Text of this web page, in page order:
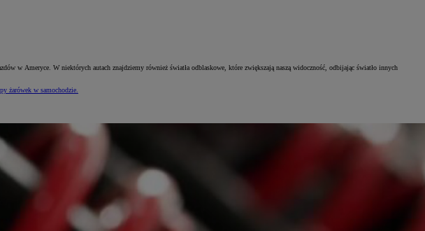
w Ameryce. W niektórych autach znajdziemy również światła odblaskowe, które zwiększają naszą widoczność, odbijając światło innych
żarówek w samochodzie.